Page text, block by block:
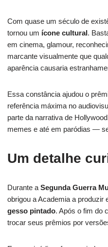
Com quase um século de
tornou um ícone cultural.
em cinema, glamour,
marcante visualmente que
aparência causaria
Essa constância ajudou o
referência máxima no
parte da narrativa de
memes e até em paródias —
Um detalhe
Durante a Segunda Guerra
obrigou a Academia a produzir
gesso pintado. Após o fim do
trocar seus prêmios por